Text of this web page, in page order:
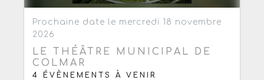
Prochaine date le mercredi 18 novembre
2026
LE THÉÂTRE MUNICIPAL DE
COLMAR
4 ÉVÈNEMENTS À VENIR